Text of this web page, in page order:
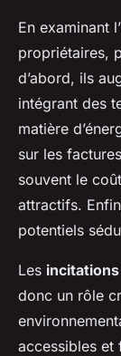
En examinant
propriétaires,
d’abord, ils
intégrant des
matière
sur les
souvent le
attractifs.
potentiels
Les incitations
donc un rôle
accessibles et